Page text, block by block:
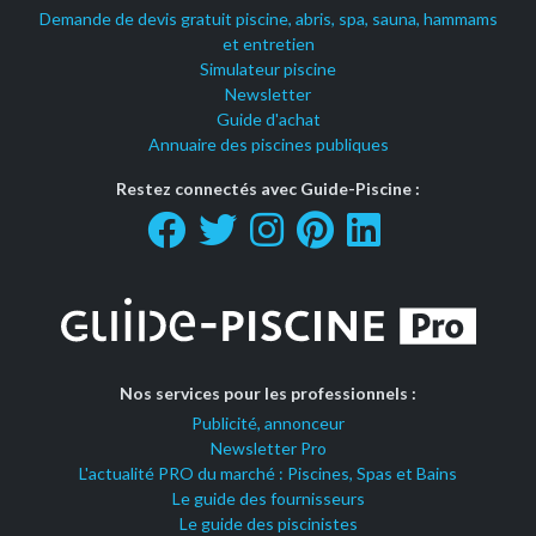
Demande de devis gratuit piscine, abris, spa, sauna, hammams
et entretien
Simulateur piscine
Newsletter
Guide d'achat
Annuaire des piscines publiques
Restez connectés avec Guide-Piscine :
Nos services pour les professionnels :
Publicité, annonceur
Newsletter Pro
L'actualité PRO du marché : Piscines, Spas et Bains
Le guide des fournisseurs
Le guide des piscinistes